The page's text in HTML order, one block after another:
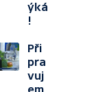
ýká
!
Při
pra
vuj
em